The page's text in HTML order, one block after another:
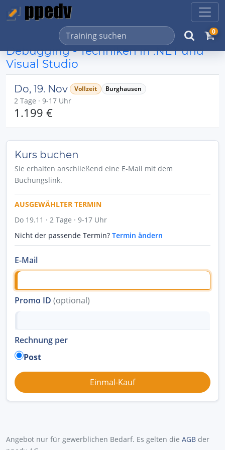
0
Debugging - Techniken in .NET und
Visual Studio
Do, 19. Nov Vollzeit Burghausen
2 Tage · 9-17 Uhr
1.199 €
Kurs buchen
Sie erhalten anschließend eine E-Mail mit dem
Buchungslink.
AUSGEWÄHLTER TERMIN
Do 19.11 · 2 Tage · 9-17 Uhr
Nicht der passende Termin? Termin ändern
E-Mail
Promo ID (optional)
Rechnung per
Post
Angebot nur für gewerblichen Bedarf. Es gelten die AGB der